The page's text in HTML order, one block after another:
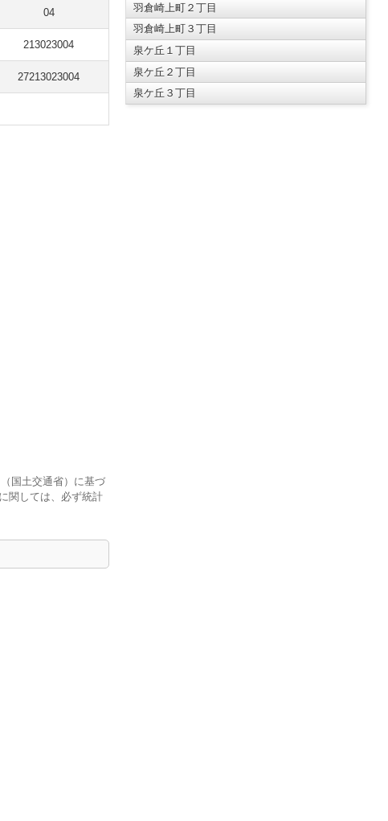
04
213023004
27213023004
国土交通省）に基づ
関しては、必ず統計
羽倉崎上町２丁目
羽倉崎上町３丁目
泉ケ丘１丁目
泉ケ丘２丁目
泉ケ丘３丁目